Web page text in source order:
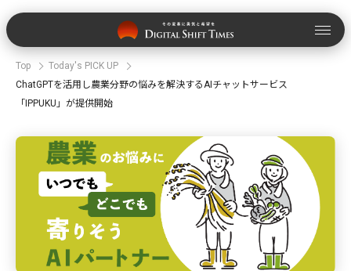
Top
Today's PICK UP
ChatGPTを活用し農業分野の悩みを解決するAIチャットサービス
「IPPUKU」が提供開始